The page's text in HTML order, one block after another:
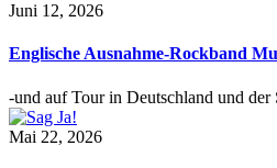
Juni 12, 2026
Englische Ausnahme-Rockband
-und auf Tour in Deutschland und
Mai 22, 2026